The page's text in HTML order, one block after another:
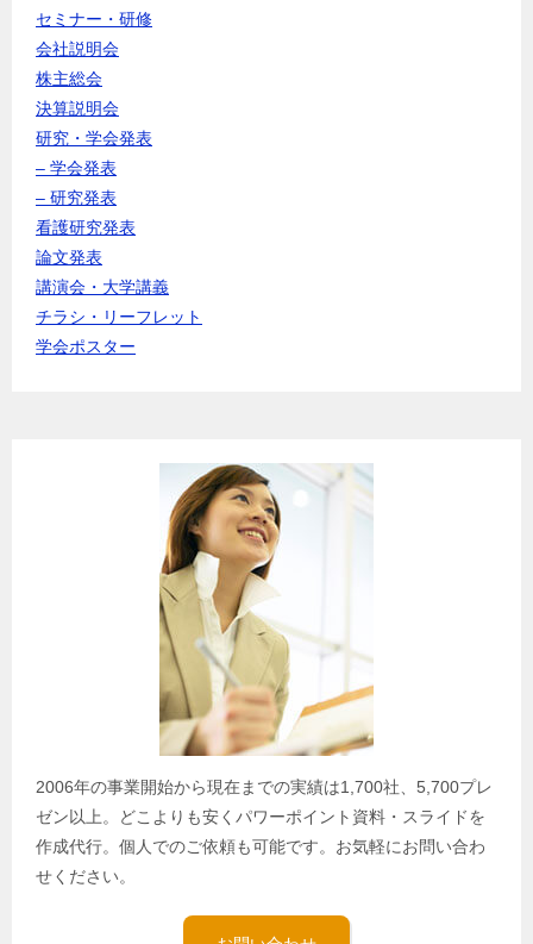
セミナー・研修
会社説明会
株主総会
決算説明会
研究・学会発表
– 学会発表
– 研究発表
看護研究発表
論文発表
講演会・大学講義
チラシ・リーフレット
学会ポスター
2006年の事業開始から現在までの実績は1,700社、5,700プレ
ゼン以上。どこよりも安くパワーポイント資料・スライドを
作成代行。個人でのご依頼も可能です。お気軽にお問い合わ
せください。